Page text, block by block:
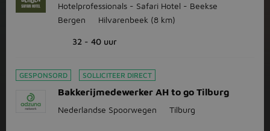
Hotelprofessionals - Safari Hotel - Beekse
Bergen
Hilvarenbeek (8 km)
32 - 40 uur
GESPONSORD SOLLICITEER DIRECT
Bakkerijmedewerker AH to go Tilburg
Nederlandse Spoorwegen Tilburg